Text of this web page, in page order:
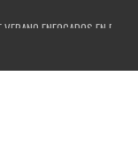
ENFOCADOS EN
DE GUADALUPE APOYO A
EN LA ZACATECANA
MÁS DE 3 MIL EMPLEOS